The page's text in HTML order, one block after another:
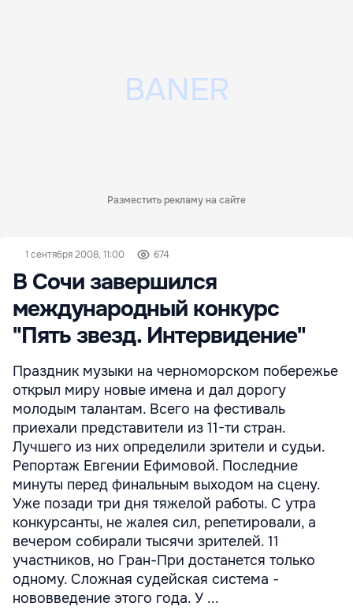
Разместить рекламу на сайте
1 сентября 2008, 11:00 674
В Сочи завершился
международный конкурс
"Пять звезд. Интервидение"
Праздник музыки на черноморском побережье
открыл миру новые имена и дал дорогу
молодым талантам. Всего на фестиваль
приехали представители из 11-ти стран.
Лучшего из них определили зрители и судьи.
Репортаж Евгении Ефимовой. Последние
минуты перед финальным выходом на сцену.
Уже позади три дня тяжелой работы. C утра
конкурсанты, не жалея сил, репетировали, а
вечером собирали тысячи зрителей. 11
участников, но Гран-При достанется только
одному. Сложная судейская система -
нововведение этого года. У ...